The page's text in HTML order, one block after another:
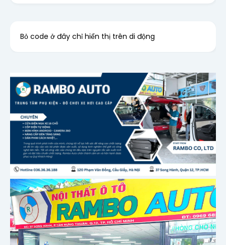
Bỏ code ở đây chỉ hiển thị trên di động